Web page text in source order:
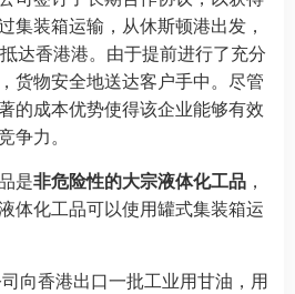
集装箱运输，从休斯顿港出发，
达香港港。由于提前进行了充分
货物安全地送达客户手中。尽管
的成本优势使得该企业能够有效
争力。
是非危险性的大宗液体化工品 ，
体化工品可以使用罐式集装箱运
向香港出口一批工业用甘油，用